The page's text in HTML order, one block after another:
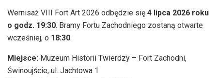
Wernisaż VIII Fort Art 2026 odbędzie się 4 lipca 2026 roku
o godz. 19:30. Bramy Fortu Zachodniego zostaną otwarte
wcześniej, o 18:30.
Miejsce: Muzeum Historii Twierdzy – Fort Zachodni,
Świnoujście, ul. Jachtowa 1